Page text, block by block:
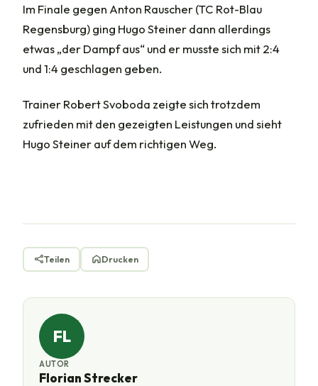
Im Finale gegen Anton Rauscher (TC Rot-Blau
Regensburg) ging Hugo Steiner dann allerdings
etwas „der Dampf aus“ und er musste sich mit 2:4
und 1:4 geschlagen geben.
Trainer Robert Svoboda zeigte sich trotzdem
zufrieden mit den gezeigten Leistungen und sieht
Hugo Steiner auf dem richtigen Weg.
Teilen Drucken
FL
AUTOR
Florian Strecker